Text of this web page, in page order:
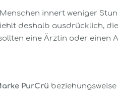
innert weniger
deshalb ausdrücklich,
eine Ärztin oder einen
PurCrü